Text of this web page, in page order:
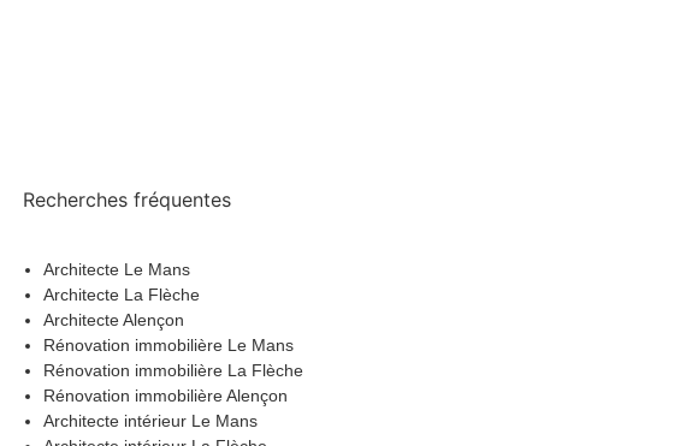
Recherches fréquentes
Architecte Le Mans
Architecte La Flèche
Architecte Alençon
Rénovation immobilière Le Mans
Rénovation immobilière La Flèche
Rénovation immobilière Alençon
Architecte intérieur Le Mans